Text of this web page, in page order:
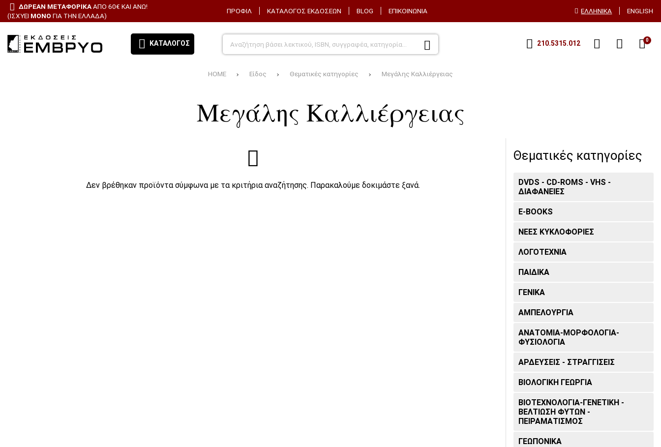
ΔΩΡΕΑΝ ΜΕΤΑΦΟΡΙΚΑΑΠΌ 60€ ΚΑΙ ΆΝΩ!
(ΙΣΧΎΕΙ ΜΌΝΟ ΓΙΑ ΤΗΝ ΕΛΛΆΔΑ)
ΠΡΟΦΊΛ ΚΑΤΆΛΟΓΟΣ ΕΚΔΌΣΕΩΝ BLOG ΕΠΙΚΟΙΝΩΝΊΑ ΕΛΛΗΝΙΚΆ ENGLISH
ΚΑΤΆΛΟΓΟΣ 210.5315.012 0
HOME Είδος Θεματικές κατηγορίες Μεγάλης Καλλιέργειας
Μεγάλης Καλλιέργειας
Δεν βρέθηκαν προϊόντα σύμφωνα με τα κριτήρια αναζήτησης. Παρακαλούμε δοκιμάστε ξανά.
Θεματικές κατηγορίες
DVDS - CD-ROMS - VHS -
ΔΙΑΦΑΝΕΙΕΣ
E-BOOKS
ΝΕΕΣ ΚΥΚΛΟΦΟΡΙΕΣ
ΛΟΓΟΤΕΧΝΙΑ
ΠΑΙΔΙΚΆ
ΓΕΝΙΚΆ
ΑΜΠΕΛΟΥΡΓΊΑ
ΑΝΑΤΟΜΊΑ-ΜΟΡΦΟΛΟΓΊΑ-
ΦΥΣΙΟΛΟΓΊΑ
ΑΡΔΕΎΣΕΙΣ - ΣΤΡΑΓΓΊΣΕΙΣ
ΒΙΟΛΟΓΙΚΉ ΓΕΩΡΓΊΑ
ΒΙΟΤΕΧΝΟΛΟΓΊΑ-ΓΕΝΕΤΙΚΉ -
ΒΕΛΤΊΩΣΗ ΦΥΤΏΝ -
ΠΕΙΡΑΜΑΤΙΣΜΌΣ
ΓΕΩΠΟΝΙΚΆ